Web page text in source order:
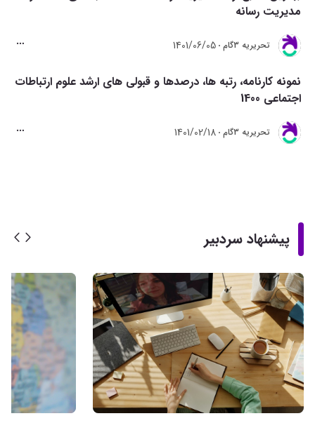
مدیریت رسانه
تحريريه 3گام 1401/06/05
نمونه کارنامه، رتبه ها، درصدها و قبولی های ارشد علوم ارتباطات
اجتماعی 1400
تحريريه 3گام 1401/02/18
پیشنهاد سردبیر